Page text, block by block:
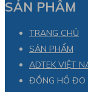
SẢN PHẨM
TRANG CHỦ
SẢN PHẨM
ADTEK VIỆT
ĐỒNG HỒ ĐO